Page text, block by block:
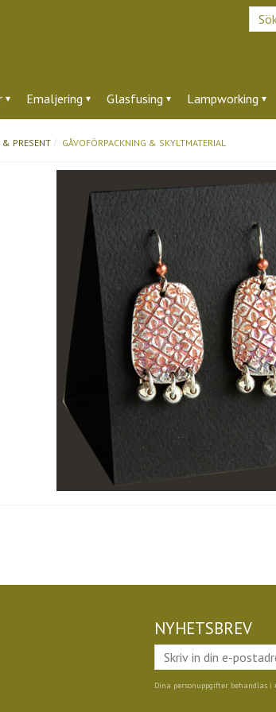
Emaljering Glasfusing Lampworking
& PRESENT GÅVOFÖRPACKNING & SKYLTMATERIAL
NYHETSBREV
Dina personuppgifter behandlas